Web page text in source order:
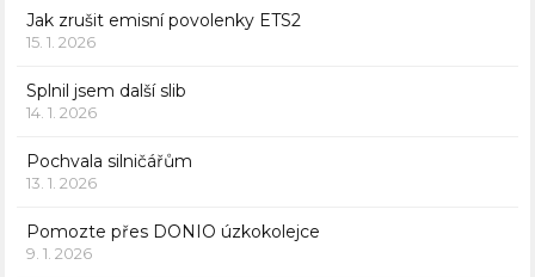
Jak zrušit emisní povolenky ETS2
15. 1. 2026
Splnil jsem další slib
14. 1. 2026
Pochvala silničářům
13. 1. 2026
Pomozte přes DONIO úzkokolejce
9. 1. 2026